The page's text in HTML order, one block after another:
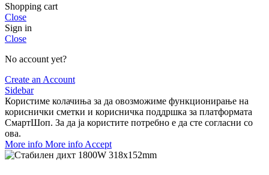
Shopping cart
Close
Sign in
Close
No account yet?
Create an Account
Sidebar
Користиме колачиња за да овозможиме функционирање на
кориснички сметки и корисничка поддршка за платформата
СмартШоп. За да ја користите потребно е да сте согласни со
ова.
More info More info Accept